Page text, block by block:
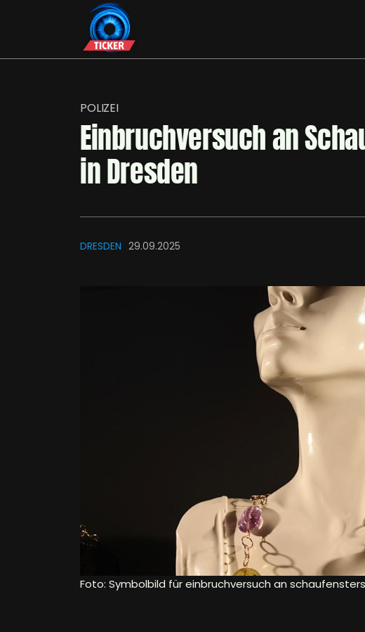
POLIZEI
Einbruchversuch an
in Dresden
DRESDEN 29.09.2025
Foto: Symbolbild für einbruchversuch an